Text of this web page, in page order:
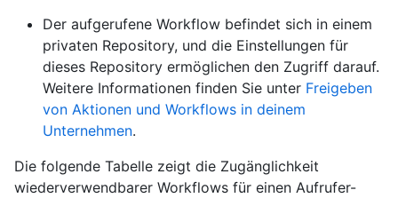
Der aufgerufene Workflow befindet sich in einem
privaten Repository, und die Einstellungen für
dieses Repository ermöglichen den Zugriff darauf.
Weitere Informationen finden Sie unter Freigeben
von Aktionen und Workflows in deinem
Unternehmen.
Die folgende Tabelle zeigt die Zugänglichkeit
wiederverwendbarer Workflows für einen Aufrufer-